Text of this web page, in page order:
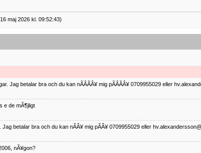
maj 2026 kl. 09:52:43)
Jag betalar bra och du kan nÃÂÃÂ¥ mig pÃÂÃÂ¥ 0709955029 eller
e de mÃ¶jligt
betalar bra och du kan nÃÂ¥ mig pÃÂ¥ 0709955029 eller
nÃ¥gon?